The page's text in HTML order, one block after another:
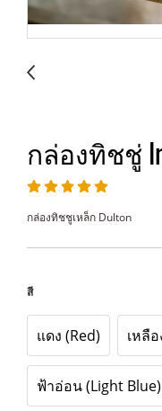
กล่องทิชชู่
กล่องทิชชูเหล็ก Dulton
สี
แดง (Red) เหลื
ฟ้าอ่อน (Light Blue)